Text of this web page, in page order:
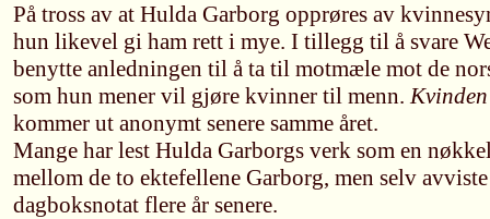
På tross av at Hulda Garborg opprøres av
hun likevel gi ham rett i mye. I tillegg til å svare
benytte anledningen til å ta til motmæle mot de
som hun mener vil gjøre kvinner til menn.
kommer ut anonymt senere samme året.
Mange har lest Hulda Garborgs verk som en
mellom de to ektefellene Garborg, men selv
dagboksnotat flere år senere.